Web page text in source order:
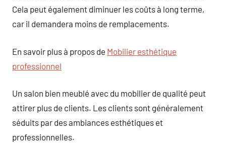
Cela peut également diminuer les coûts à long terme,
car il demandera moins de remplacements.
En savoir plus à propos de Mobilier esthétique
professionnel
Un salon bien meublé avec du mobilier de qualité peut
attirer plus de clients. Les clients sont généralement
séduits par des ambiances esthétiques et
professionnelles.